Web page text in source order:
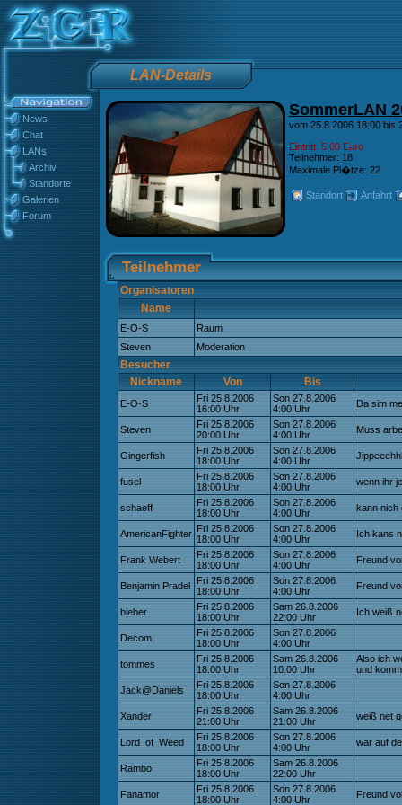
LAN-Details
News
Chat
LANs
Archiv
Standorte
Galerien
Forum
SommerLAN
vom 25.8.2006 18:00 bis
Eintritt: 5.00 Euro
Teilnehmer: 18
Maximale Pl�tze: 22
Standort Anfahrt
Teilnehmer
Organisatoren
Name
E-O-S
Raum
Steven
Moderation
Besucher
Nickname
Von Bis
E-O-S
Fri 25.8.2006
16:00 Uhr
Son 27.8.2006
4:00 Uhr
Da sim
Steven
Fri 25.8.2006
20:00 Uhr
Son 27.8.2006
4:00 Uhr
Muss
Gingerfish
Fri 25.8.2006
18:00 Uhr
Son 27.8.2006
4:00 Uhr
fusel
Fri 25.8.2006
18:00 Uhr
Son 27.8.2006
4:00 Uhr
wenn ihr
schaeff
Fri 25.8.2006
18:00 Uhr
Son 27.8.2006
4:00 Uhr
kann nich
AmericanFighter Fri 25.8.2006
18:00 Uhr
Son 27.8.2006
4:00 Uhr
Ich kans
Frank Webert
Fri 25.8.2006
18:00 Uhr
Son 27.8.2006
4:00 Uhr
Freund
Benjamin Pradel
Fri 25.8.2006
18:00 Uhr
Son 27.8.2006
4:00 Uhr
Freund
bieber
Fri 25.8.2006
18:00 Uhr
Sam 26.8.2006
22:00 Uhr
Ich weiß
Decom
Fri 25.8.2006
18:00 Uhr
Son 27.8.2006
4:00 Uhr
tommes
Fri 25.8.2006
18:00 Uhr
Sam 26.8.2006
10:00 Uhr
Also ich
und
Jack@Daniels
Fri 25.8.2006
18:00 Uhr
Son 27.8.2006
4:00 Uhr
Xander
Fri 25.8.2006
21:00 Uhr
Sam 26.8.2006
21:00 Uhr
weiß net
Lord_of_Weed
Fri 25.8.2006
18:00 Uhr
Son 27.8.2006
4:00 Uhr
war auf
Rambo
Fri 25.8.2006
18:00 Uhr
Sam 26.8.2006
22:00 Uhr
Fanamor
Fri 25.8.2006
18:00 Uhr
Son 27.8.2006
4:00 Uhr
Freund